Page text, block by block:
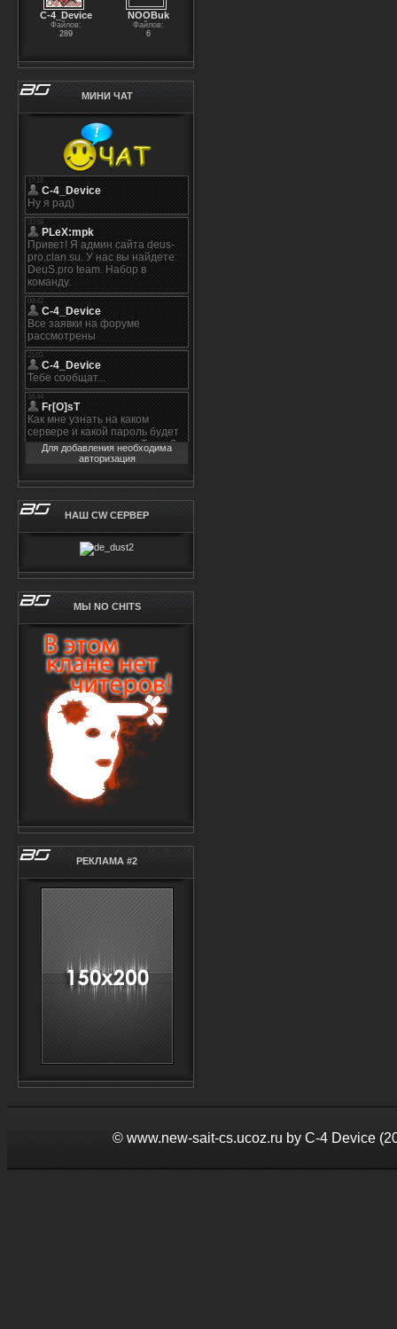
С-4_Device
Файлов:
289
NOOBuk
Файлов:
6
МИНИ ЧАТ
Для добавления необходима
авторизация
НАШ CW СЕРВЕР
МЫ NO CHITS
РЕКЛАМА #2
© www.new-sait-cs.ucoz.ru by С-4 Device